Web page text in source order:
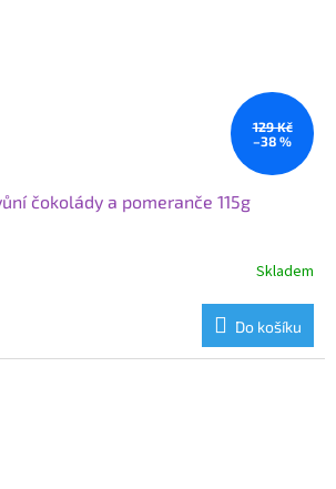
129 Kč
–38 %
čokolády a pomeranče 115g
Skladem
Do košíku